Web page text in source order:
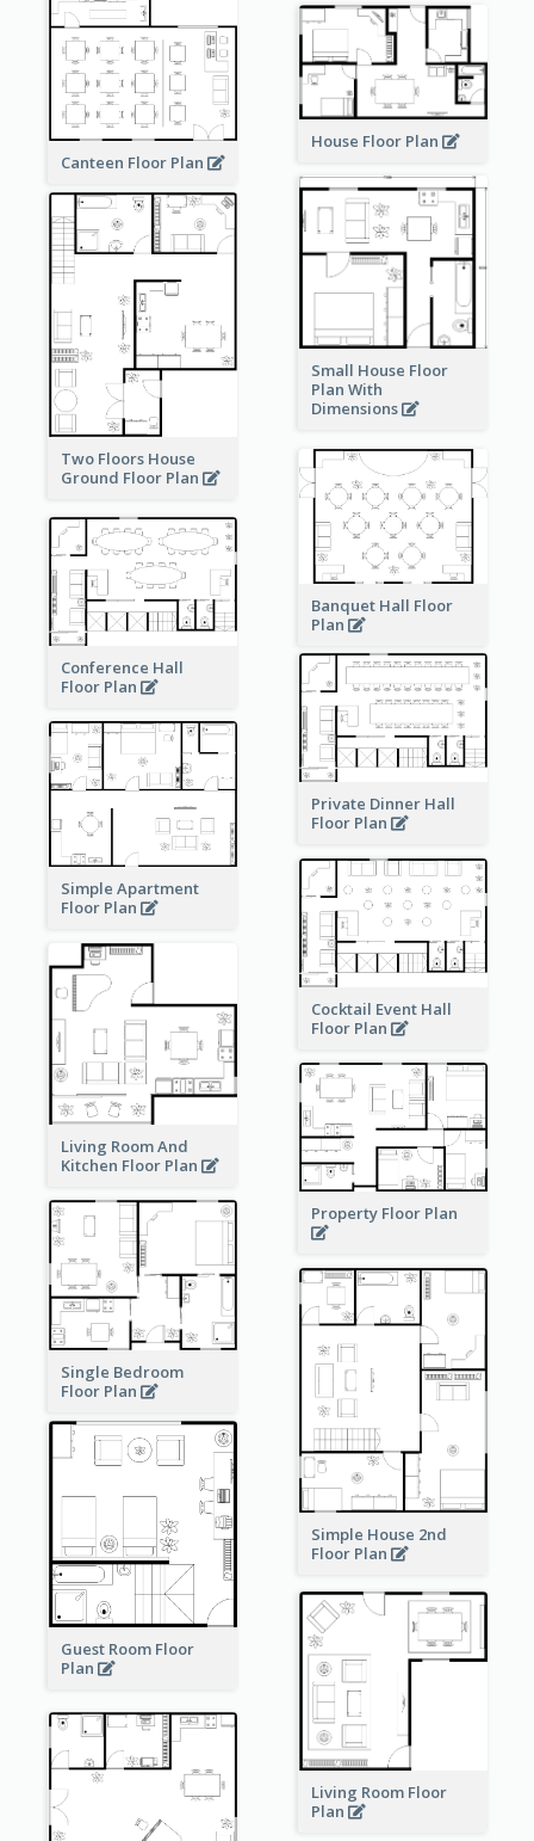
Canteen Floor Plan
House Floor Plan
Small House Floor
Plan With
Dimensions
Two Floors House
Ground Floor Plan
Banquet Hall Floor
Plan
Conference Hall
Floor Plan
Private Dinner Hall
Floor Plan
Simple Apartment
Floor Plan
Cocktail Event Hall
Floor Plan
Living Room And
Kitchen Floor Plan
Property Floor Plan
Single Bedroom
Floor Plan
Simple House 2nd
Floor Plan
Guest Room Floor
Plan
Living Room Floor
Plan